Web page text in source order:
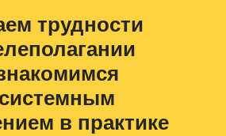
трудности
в практике